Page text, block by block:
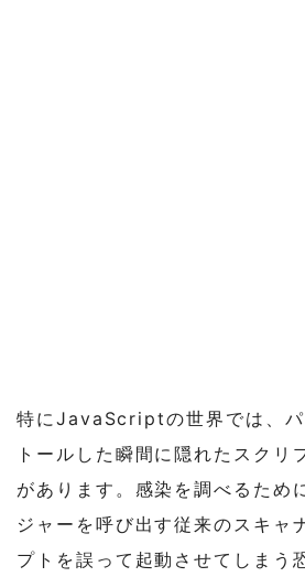
特にJavaScriptの世界では、パ
トールした瞬間に隠れたスクリ
があります。感染を調べるため
ジャーを呼び出す従来のスキャ
プトを誤って起動させてしまう